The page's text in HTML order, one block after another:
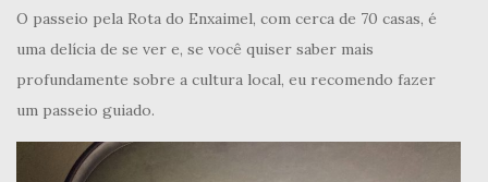
O passeio pela Rota do Enxaimel, com cerca de 70 casas, é
uma delícia de se ver e, se você quiser saber mais
profundamente sobre a cultura local, eu recomendo fazer
um passeio guiado.